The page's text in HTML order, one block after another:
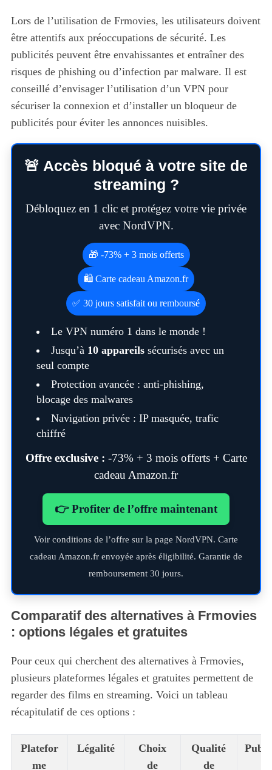
Lors de l’utilisation de Frmovies, les utilisateurs doivent
être attentifs aux préoccupations de sécurité. Les
publicités peuvent être envahissantes et entraîner des
risques de phishing ou d’infection par malware. Il est
conseillé d’envisager l’utilisation d’un VPN pour
sécuriser la connexion et d’installer un bloqueur de
publicités pour éviter les annonces nuisibles.
🚨 Accès bloqué à votre site de
streaming ?
Débloquez en 1 clic et protégez votre vie privée
avec NordVPN.
🎁 -73% + 3 mois offerts
🛍️ Carte cadeau Amazon.fr
✅ 30 jours satisfait ou remboursé
Le VPN numéro 1 dans le monde !
Jusqu’à 10 appareilssécurisés avec un
seul compte
Protection avancée : anti-phishing,
blocage des malwares
Navigation privée : IP masquée, trafic
chiffré
Offre exclusive : -73% + 3 mois offerts + Carte
cadeau Amazon.fr
👉 Profiter de l’offre maintenant
Voir conditions de l’offre sur la page NordVPN. Carte
cadeau Amazon.fr envoyée après éligibilité. Garantie de
remboursement 30 jours.
Comparatif des alternatives à Frmovies
: options légales et gratuites
Pour ceux qui cherchent des alternatives à Frmovies,
plusieurs plateformes légales et gratuites permettent de
regarder des films en streaming. Voici un tableau
récapitulatif de ces options :
Platefor
me
Légalité
Choix
de
Qualité
de